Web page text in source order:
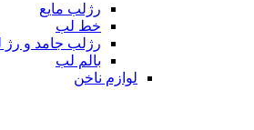
رژلب مایع
خط لب
رژلب جامد و رژ
بالم لب
لوازم ناخن